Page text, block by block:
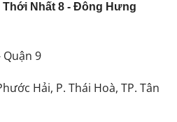
Nhất 8 - Đông Hưng
Quận 9
Hải, P. Thái Hoà, TP. Tân